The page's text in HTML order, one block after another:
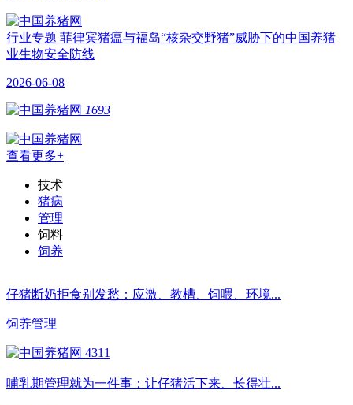
行业专题 菲律宾猪瘟与福岛“核杂交野猪”威胁下的中国养猪
业生物安全防线
2026-06-08
1693
查看更多+
技术
猪病
管理
饲料
饲养
仔猪断奶拒食别发愁：应激、教槽、饲喂、环境...
饲养管理
4311
哺乳期管理就为一件事：让仔猪活下来、长得壮...